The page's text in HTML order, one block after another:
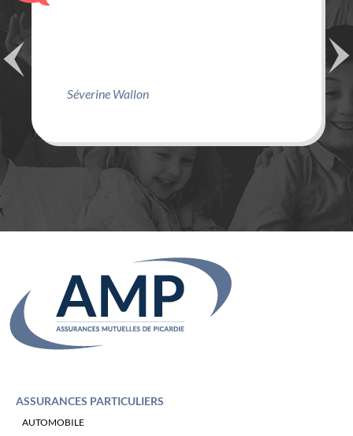
Séverine Wallon
ASSURANCES PARTICULIERS
AUTOMOBILE